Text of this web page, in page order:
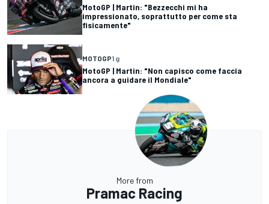
MotoGP | Martin: "Bezzecchi mi ha
impressionato, soprattutto per come sta
fisicamente"
MOTOGP1 g
MotoGP | Martin: "Non capisco come faccia
ancora a guidare il Mondiale"
More from
Pramac Racing